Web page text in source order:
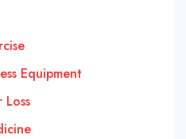
Equipment
Loss